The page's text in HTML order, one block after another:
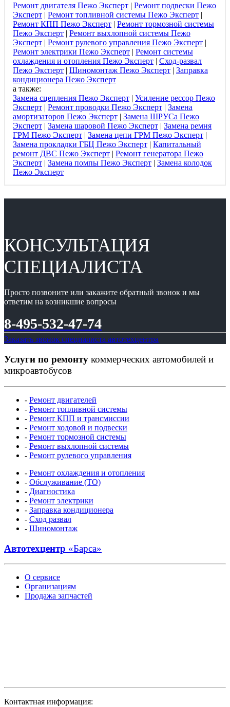
Ремонт двигателя Пежо Эксперт | Ремонт подвески Пежо
Эксперт | Ремонт топливной системы Пежо Эксперт |
Ремонт КПП Пежо Эксперт | Ремонт тормозной системы
Пежо Эксперт | Ремонт выхлопной системы Пежо
Эксперт | Ремонт рулевого управления Пежо Эксперт |
Ремонт электрики Пежо Эксперт | Ремонт системы
охлаждения и отопления Пежо Эксперт | Сход-развал
Пежо Эксперт | Шиномонтаж Пежо Эксперт | Заправка
кондиционера Пежо Эксперт
а также:
Замена сцепления Пежо Эксперт | Усиление рессор Пежо
Эксперт | Ремонт проводки Пежо Эксперт | Замена
амортизаторов Пежо Эксперт | Замена ШРУСа Пежо
Эксперт | Замена шаровой Пежо Эксперт | Замена ремня
ГРМ Пежо Эксперт | Замена цепи ГРМ Пежо Эксперт |
Замена прокладки ГБЦ Пежо Эксперт | Капитальный
ремонт ДВС Пежо Эксперт | Ремонт генератора Пежо
Эксперт | Замена помпы Пежо Эксперт | Замена колодок
Пежо Эксперт
КОНСУЛЬТАЦИЯ
СПЕЦИАЛИСТА
Просто позвоните или закажите обратный звонок и мы
ответим на возникшие вопросы
8-495-532-47-74
Заказать звонок специалиста автотехцентра
Услуги по ремонту коммерческих автомобилей и
микроавтобусов
- Ремонт двигателей
- Ремонт топливной системы
- Ремонт КПП и трансмиссии
- Ремонт ходовой и подвески
- Ремонт тормозной системы
- Ремонт выхлопной системы
- Ремонт рулевого управления
- Ремонт охлаждения и отопления
- Обслуживание (ТО)
- Диагностика
- Ремонт электрики
- Заправка кондиционера
- Сход развал
- Шиномонтаж
Автотехцентр «Барса»
О сервисе
Организациям
Продажа запчастей
Контактная информация: